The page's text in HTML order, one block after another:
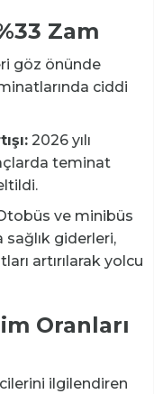
Zam
göz önünde
ciddi
2026 yılı
teminat
ve minibüs
sağlık giderleri,
artırılarak yolcu
Oranları
ilgilendiren